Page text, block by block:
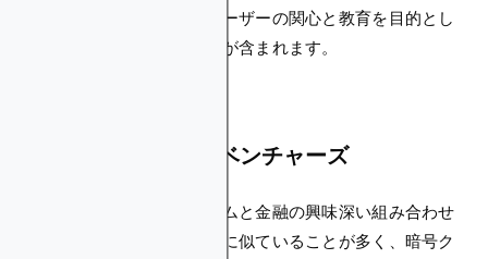
これらのカテゴリには、ユーザーの関心と教育を目的とし
た幅広い暗号クエスト活動が含まれます。
ゲームファイ・アドベンチャーズ
これらのクエストは、ゲームと金融の興味深い組み合わせ
で、従来のゲームクエストに似ていることが多く、暗号ク